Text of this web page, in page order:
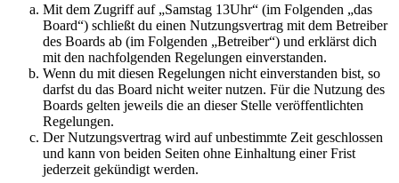
Mit dem Zugriff auf „Samstag 13Uhr“ (im Folgenden „das
Board“) schließt du einen Nutzungsvertrag mit dem Betreiber
des Boards ab (im Folgenden „Betreiber“) und erklärst dich
mit den nachfolgenden Regelungen einverstanden.
Wenn du mit diesen Regelungen nicht einverstanden bist, so
darfst du das Board nicht weiter nutzen. Für die Nutzung des
Boards gelten jeweils die an dieser Stelle veröffentlichten
Regelungen.
Der Nutzungsvertrag wird auf unbestimmte Zeit geschlossen
und kann von beiden Seiten ohne Einhaltung einer Frist
jederzeit gekündigt werden.